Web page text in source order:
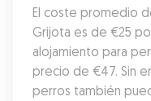
El coste promedio
Grijota es de €25
alojamiento para
precio de €47. Sin
perros también